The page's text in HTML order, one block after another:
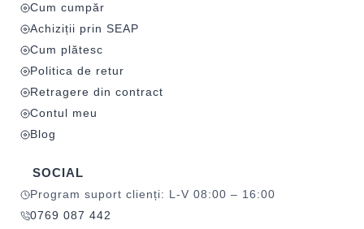
Cum cumpăr
Achiziții prin SEAP
Cum plătesc
Politica de retur
Retragere din contract
Contul meu
Blog
SOCIAL
Program suport clienți: L-V 08:00 – 16:00
0769 087 442